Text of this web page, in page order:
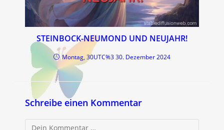
STEINBOCK-NEUMOND UND NEUJAHR!
Montag, 30UTC%3 30. Dezember 2024
Schreibe einen Kommentar
Kommentar